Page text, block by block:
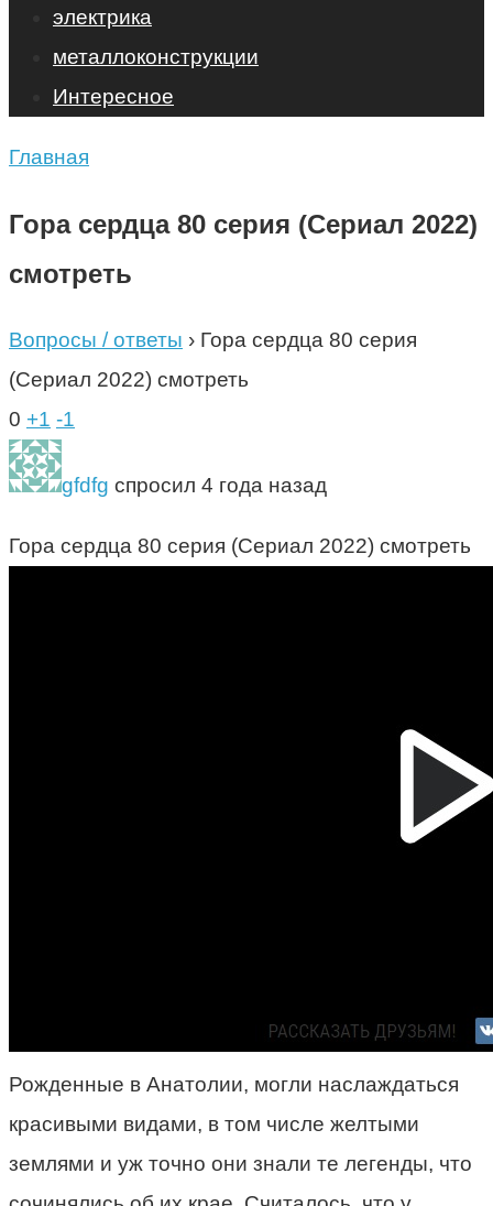
электрика
металлоконструкции
Интересное
Главная
Гора сердца 80 серия (Сериал 2022)
смотреть
Вопросы / ответы › Гора сердца 80 серия
(Сериал 2022) смотреть
0 +1 -1
gfdfg спросил 4 года назад
Гора сердца 80 серия (Сериал 2022) смотреть
Рожденные в Анатолии, могли наслаждаться
красивыми видами, в том числе желтыми
землями и уж точно они знали те легенды, что